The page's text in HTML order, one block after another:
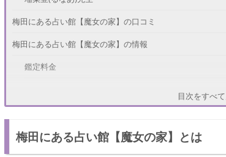
梅田にある占い館【魔女の家】の口コミ
梅田にある占い館【魔女の家】の情報
鑑定料金
目次をすべ
梅田にある占い館【魔女の家】とは